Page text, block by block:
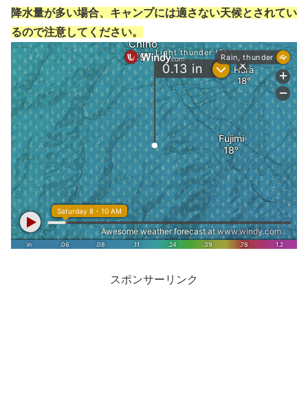
降水量が多い場合、キャンプには適さない天候とされてい
るので注意してください。
スポンサーリンク